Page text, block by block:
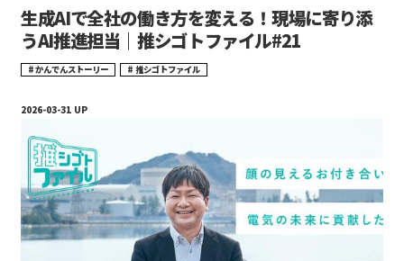
生成AIで全社の働き方を変える！現場に寄り添
うAI推進担当｜推シゴトファイル#21
かんでんストーリー 推シゴトファイル